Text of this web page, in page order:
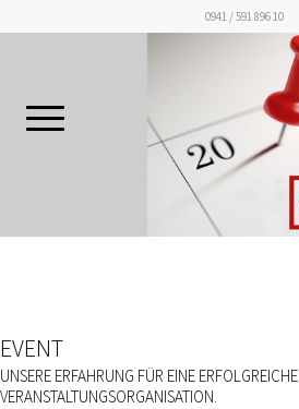
0941 / 591 896 10
EVENT
UNSERE ERFAHRUNG FÜR EINE ERFOLGREICHE
VERANSTALTUNGSORGANISATION.